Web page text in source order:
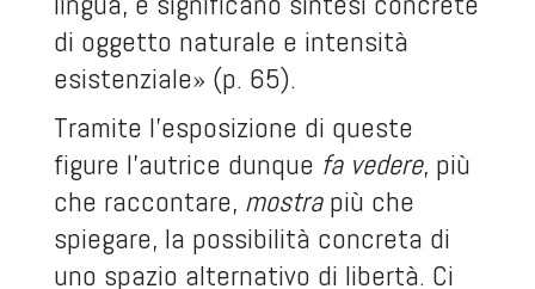
di oggetto naturale e intensità
esistenziale» (p. 65).
Tramite l’esposizione di queste
figure l’autrice dunque fa vedere, più
che raccontare, mostrapiù che
spiegare, la possibilità concreta di
uno spazio alternativo di libertà. Ci